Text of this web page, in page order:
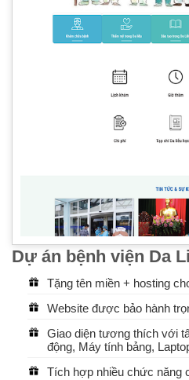
Dự án bệnh viện Da
Tặng tên miền + hosting
Website được bảo hành
Giao diện tương thích với
động, Máy tính bảng,
Tích hợp nhiều chức năng